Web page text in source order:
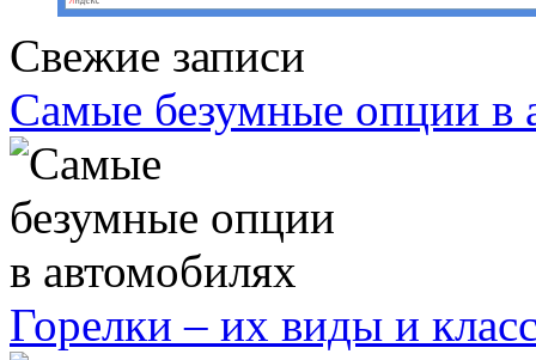
Свежие записи
Самые безумные опции в
Горелки – их виды и